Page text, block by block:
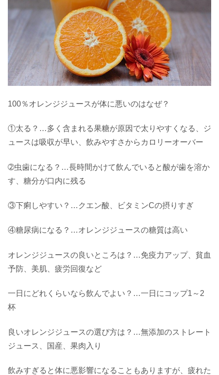
100％オレンジジュースが体に悪いのはなぜ？
①太る？…多く含まれる果糖が原因で太りやすくなる、ジ
ュースは吸収が早い、飲みやすさからカロリーオーバー
➁虫歯になる？…長時間かけて飲んでいると酸が歯を溶か
す、糖分が口内に残る
③下痢しやすい？…クエン酸、ビタミンCの摂りすぎ
④糖尿病になる？…オレンジジュースの糖質は高い
オレンジジュースの良いところは？…免疫力アップ、貧血
予防、美肌、疲労回復など
一日にどれくらいなら飲んでよい？…一日にコップ1～2
杯
良いオレンジジュースの選び方は？…無添加のストレート
ジュース、国産、果肉入り
飲みすぎると体に悪影響になることもありますが、疲れた